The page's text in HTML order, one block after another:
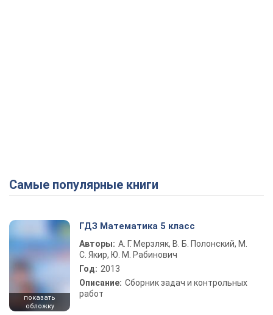
Самые популярные книги
показать
обложку
ГДЗ Математика 5 класс
Авторы: А. Г. Мерзляк, В. Б. Полонский, М.
С. Якир, Ю. М. Рабинович
Год: 2013
Описание: Сборник задач и контрольных
работ